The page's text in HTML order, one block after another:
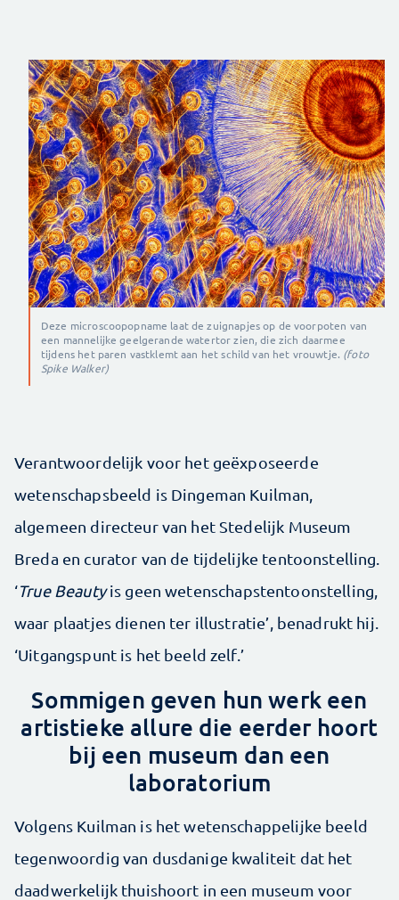
Deze microscoopopname laat de zuignapjes op de voorpoten van
een mannelijke geelgerande watertor zien, die zich daarmee
tijdens het paren vastklemt aan het schild van het vrouwtje. (foto
Spike Walker)
Verantwoordelijk voor het geëxposeerde
wetenschapsbeeld is Dingeman Kuilman,
algemeen directeur van het Stedelijk Museum
Breda en curator van de tijdelijke tentoonstelling.
‘True Beautyis geen wetenschapstentoonstelling,
waar plaatjes dienen ter illustratie’, benadrukt hij.
‘Uitgangspunt is het beeld zelf.’
Sommigen geven hun werk een
artistieke allure die eerder hoort
bij een museum dan een
laboratorium
Volgens Kuilman is het wetenschappelijke beeld
tegenwoordig van dusdanige kwaliteit dat het
daadwerkelijk thuishoort in een museum voor